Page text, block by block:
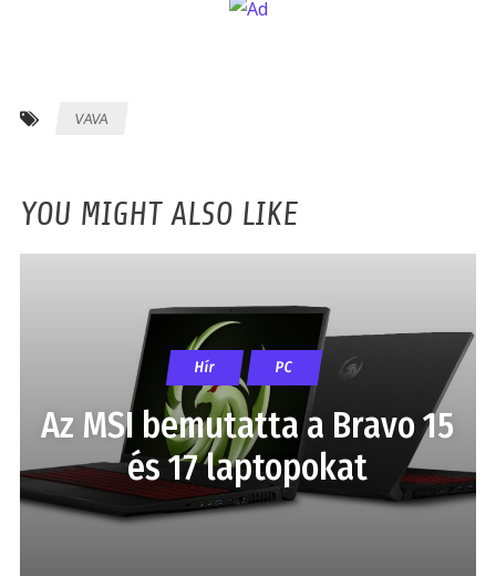
VAVA
YOU MIGHT ALSO LIKE
Hír PC
Az MSI bemutatta a Bravo 15
és 17 laptopokat